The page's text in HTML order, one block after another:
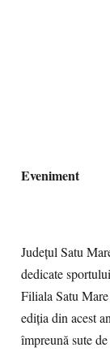
Eveniment
Județul Satu
dedicate
Filiala Satu
ediția din acest
împreună sute